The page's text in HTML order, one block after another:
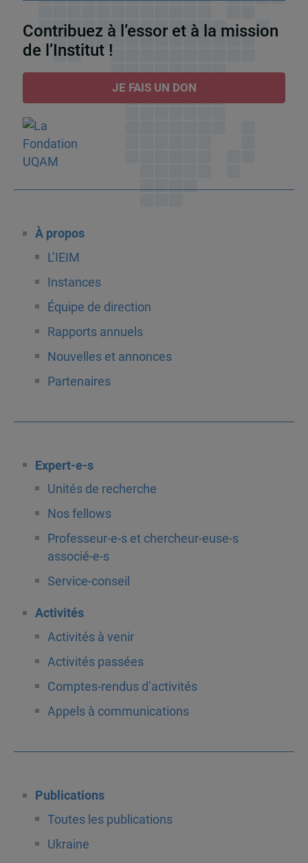
Contribuez à l’essor et à la mission
de l’Institut !
JE FAIS UN DON
À propos
L’IEIM
Instances
Équipe de direction
Rapports annuels
Nouvelles et annonces
Partenaires
Expert-e-s
Unités de recherche
Nos fellows
Professeur-e-s et chercheur-euse-s
associé-e-s
Service-conseil
Activités
Activités à venir
Activités passées
Comptes-rendus d’activités
Appels à communications
Publications
Toutes les publications
Ukraine